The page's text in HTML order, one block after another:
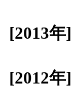
[2013年]
[2012年]